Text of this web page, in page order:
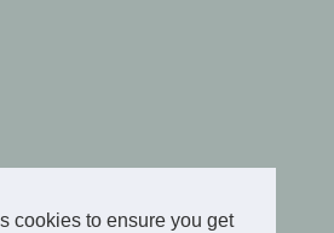
cookies to ensure you get